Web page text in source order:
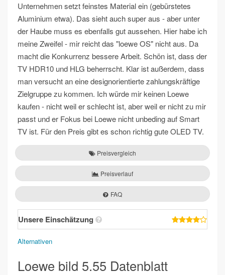
Unternehmen setzt feinstes Material ein (gebürstetes
Aluminium etwa). Das sieht auch super aus - aber unter
der Haube muss es ebenfalls gut aussehen. Hier habe ich
meine Zweifel - mir reicht das "loewe OS" nicht aus. Da
macht die Konkurrenz bessere Arbeit. Schön ist, dass der
TV HDR10 und HLG beherrscht. Klar ist außerdem, dass
man versucht an eine designorientierte zahlungskräftige
Zielgruppe zu kommen. Ich würde mir keinen Loewe
kaufen - nicht weil er schlecht ist, aber weil er nicht zu mir
passt und er Fokus bei Loewe nicht unbeding auf Smart
TV ist. Für den Preis gibt es schon richtig gute OLED TV.
Preisvergleich
Preisverlauf
FAQ
Unsere Einschätzung
Alternativen
Loewe bild 5.55 Datenblatt